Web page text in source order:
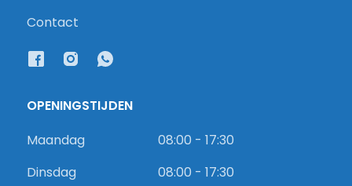
Contact
OPENINGSTIJDEN
Maandag
08:00 - 17:30
Dinsdag
08:00 - 17:30